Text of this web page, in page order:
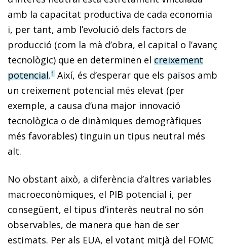
amb la capacitat productiva de cada economia
i, per tant, amb l’evolució dels factors de
producció (com la mà d’obra, el capital o l’avanç
tecnològic) que en determinen el creixement
potencial.1 Així, és d’esperar que els països amb
un creixement potencial més elevat (per
exemple, a causa d’una major innovació
tecnològica o de dinàmiques demogràfiques
més favorables) tinguin un tipus neutral més
alt.
No obstant això, a diferència d’altres variables
macroeconòmiques, el PIB potencial i, per
consegüent, el tipus d’interès neutral no són
observables, de manera que han de ser
estimats. Per als EUA, el votant mitjà del FOMC